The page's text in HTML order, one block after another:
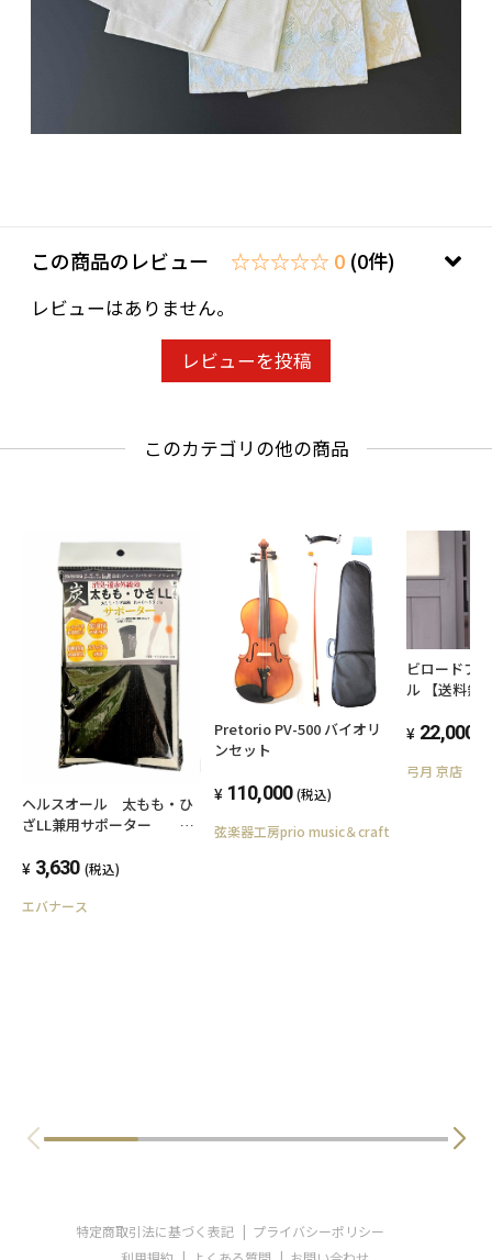
この商品のレビュー ☆☆☆☆☆ 0 (0件)
レビューはありません。
レビューを投稿
このカテゴリの他の商品
ヘルスオール 太もも・ひ
ざLL兼用サポーター 大
促進 温泉複合鉱石 特許
左右兼用1枚入
3,630 (税込)
エバナース
Pretorio PV-500 バイオリ
ンセット
110,000 (税込)
弦楽器工房prio music＆craft
ビロードプ
ル 【送料無
22,000
弓月 京店
特定商取引法に基づく表記
プライバシーポリシー